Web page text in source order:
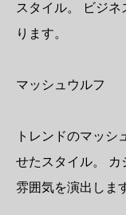
スタイル。 ビジ
ります。
マッシュウルフ
トレンドのマッシ
せたスタイル。 カ
雰囲気を演出しま